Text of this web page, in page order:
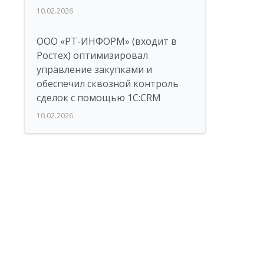
10.02.2026
ООО «РТ-ИНФОРМ» (входит в
Ростех) оптимизировал
управление закупками и
обеспечил сквозной контроль
сделок с помощью 1С:CRM
10.02.2026